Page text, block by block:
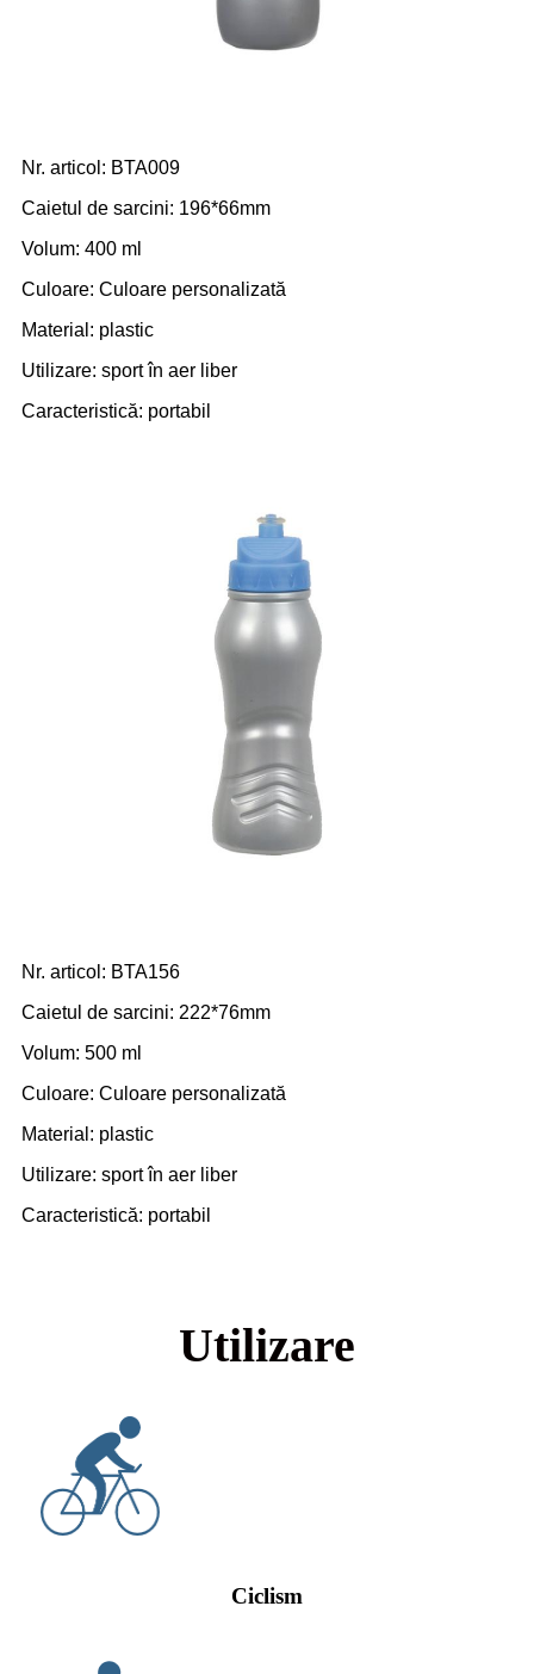
Nr. articol: BTA009
Caietul de sarcini: 196*66mm
Volum: 400 ml
Culoare: Culoare personalizată
Material: plastic
Utilizare: sport în aer liber
Caracteristică: portabil
Nr. articol: BTA156
Caietul de sarcini: 222*76mm
Volum: 500 ml
Culoare: Culoare personalizată
Material: plastic
Utilizare: sport în aer liber
Caracteristică: portabil
Utilizare
Ciclism